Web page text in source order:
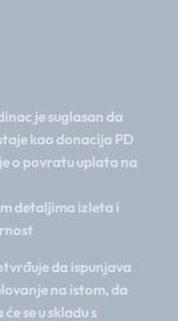
je suglasan da
kao donacija PD
o povratu uplata na
detaljima izleta i
da ispunjava
na istom, da
se u skladu s